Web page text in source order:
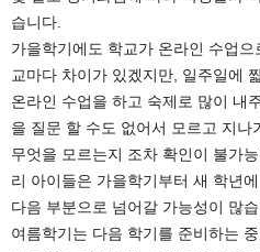
습니다.
가을학기에도 학교가 온라인 수업
교마다 차이가 있겠지만, 일주일에
온라인 수업을 하고 숙제로 많이 내
을 질문 할 수도 없어서 모르고 지나
무엇을 모르는지 조차 확인이 불가
리 아이들은 가을학기부터 새 학년
다음 부분으로 넘어갈 가능성이 많습
여름학기는 다음 학기를 준비하는